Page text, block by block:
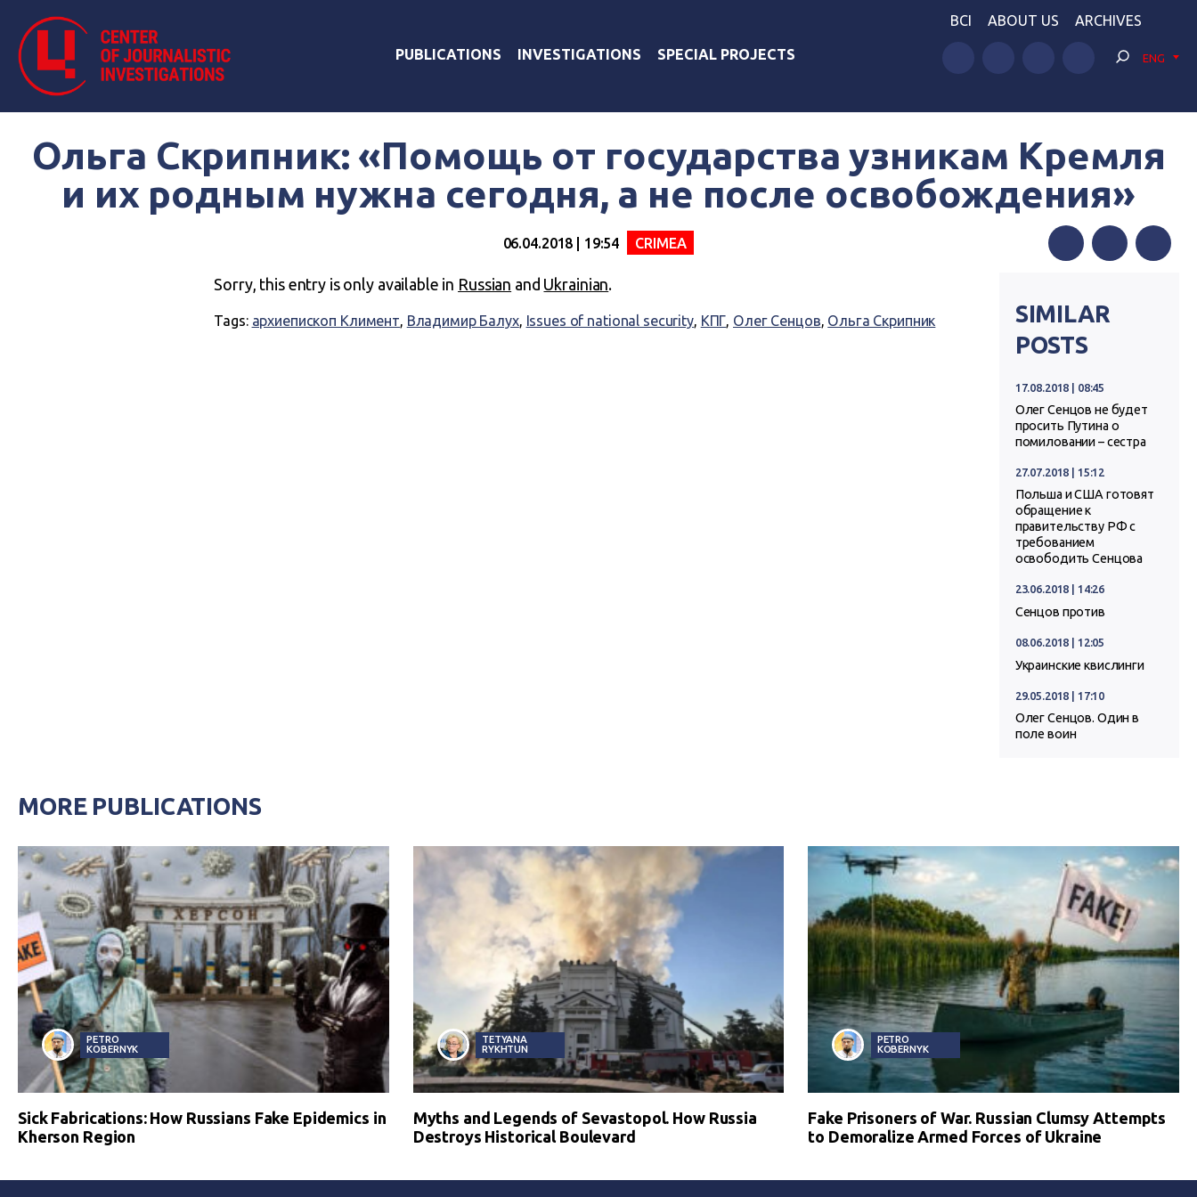
PUBLICATIONS INVESTIGATIONS SPECIAL PROJECTS
BCI ABOUT US ARCHIVES
ENG
Ольга Скрипник: «Помощь от государства узникам Кремля
и их родным нужна сегодня, а не после освобождения»
06.04.2018 | 19:54 CRIMEA
Sorry, this entry is only available in Russian and Ukrainian.
Tags: архиепископ Климент, Владимир Балух, Issues of national security, КПГ, Олег Сенцов, Ольга Скрипник
SIMILAR
POSTS
17.08.2018 | 08:45
Олег Сенцов не будет
просить Путина о
помиловании – сестра
27.07.2018 | 15:12
Польша и США готовят
обращение к
правительству РФ с
требованием
освободить Сенцова
23.06.2018 | 14:26
Сенцов против
08.06.2018 | 12:05
Украинские квислинги
29.05.2018 | 17:10
Олег Сенцов. Один в
поле воин
MORE PUBLICATIONS
PETRO
KOBERNYK
Sick Fabrications: How Russians Fake Epidemics in
Kherson Region
TETYANA
RYKHTUN
Myths and Legends of Sevastopol. How Russia
Destroys Historical Boulevard
PETRO
KOBERNYK
Fake Prisoners of War. Russian Clumsy Attempts
to Demoralize Armed Forces of Ukraine